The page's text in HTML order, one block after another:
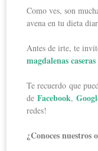
Como ves, son
avena en tu dieta
Antes de irte, te
magdalenas
Te recuerdo que
deFacebook,
redes!
¿Conoces nuestros